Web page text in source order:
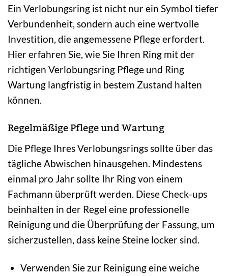
Ein Verlobungsring ist nicht nur ein Symbol tiefer
Verbundenheit, sondern auch eine wertvolle
Investition, die angemessene Pflege erfordert.
Hier erfahren Sie, wie Sie Ihren Ring mit der
richtigen Verlobungsring Pflege und Ring
Wartung langfristig in bestem Zustand halten
können.
Regelmäßige Pflege und Wartung
Die Pflege Ihres Verlobungsrings sollte über das
tägliche Abwischen hinausgehen. Mindestens
einmal pro Jahr sollte Ihr Ring von einem
Fachmann überprüft werden. Diese Check-ups
beinhalten in der Regel eine professionelle
Reinigung und die Überprüfung der Fassung, um
sicherzustellen, dass keine Steine locker sind.
Verwenden Sie zur Reinigung eine weiche